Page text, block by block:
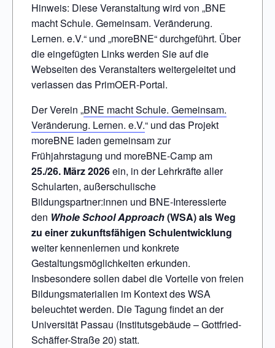
Hinweis: Diese Veranstaltung wird von „BNE
macht Schule. Gemeinsam. Veränderung.
Lernen. e.V.“ und „moreBNE“ durchgeführt. Über
die eingefügten Links werden Sie auf die
Webseiten des Veranstalters weitergeleitet und
verlassen das PrimOER-Portal.
Der Verein „BNE macht Schule. Gemeinsam.
Veränderung. Lernen. e.V.“ und das Projekt
moreBNE laden gemeinsam zur
Frühjahrstagung und moreBNE-Camp am
25./26. März 2026ein, in der Lehrkräfte aller
Schularten, außerschulische
Bildungspartner:innen und BNE-Interessierte
den Whole School Approach(WSA) als Weg
zu einer zukunftsfähigen Schulentwicklung
weiter kennenlernen und konkrete
Gestaltungsmöglichkeiten erkunden.
Insbesondere sollen dabei die Vorteile von freien
Bildungsmaterialien im Kontext des WSA
beleuchtet werden. Die Tagung findet an der
Universität Passau (Institutsgebäude – Gottfried-
Schäffer-Straße 20) statt.